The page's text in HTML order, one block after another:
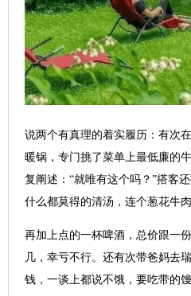
说两个有真理的着实履历：有次
暖锅，专门挑了菜单上最低廉的
复阐述：“就唯有这个吗？”搭客
什么都莫得的清汤，连个葱花牛肉
再加上点的一杯啤酒，总价跟一
几，幸亏不行。还有次带爸妈去
钱，一谈上都说不饿，要吃带的